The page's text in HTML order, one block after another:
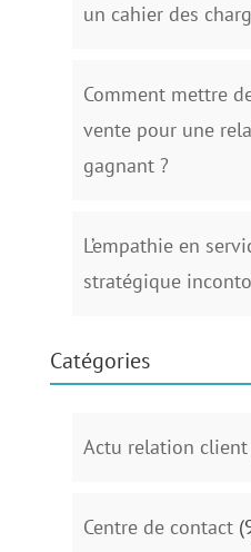
un cahier des
Comment mettre
vente pour une
gagnant ?
L’empathie en
stratégique
Catégories
Actu relation client
Centre de contact